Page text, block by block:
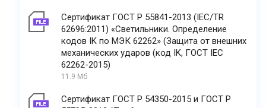
Сертификат ГОСТ Р 55841-2013 (IEC/TR
62696:2011) «Светильники. Определение
кодов IK по МЭК 62262» (Защита от внешних
механических ударов (код IK, ГОСТ IEC
62262-2015)
11.9 Мб
Сертификат ГОСТ Р 54350-2015 и ГОСТ Р